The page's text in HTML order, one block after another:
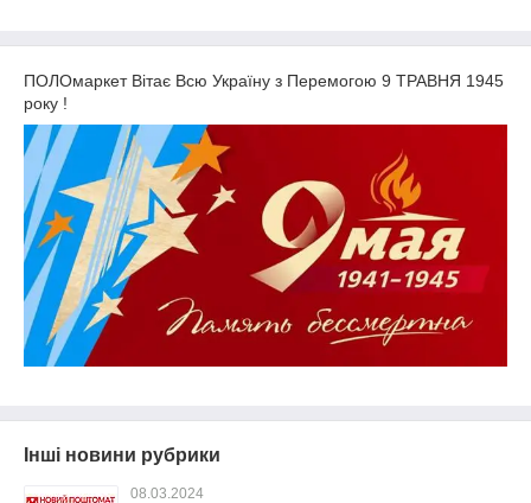
ПОЛОмаркет Вітає Всю Україну з Перемогою 9 ТРАВНЯ 1945
року !
Інші новини рубрики
08.03.2024